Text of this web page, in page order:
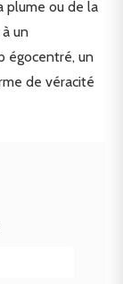
plume ou de la
un
égocentré, un
de véracité